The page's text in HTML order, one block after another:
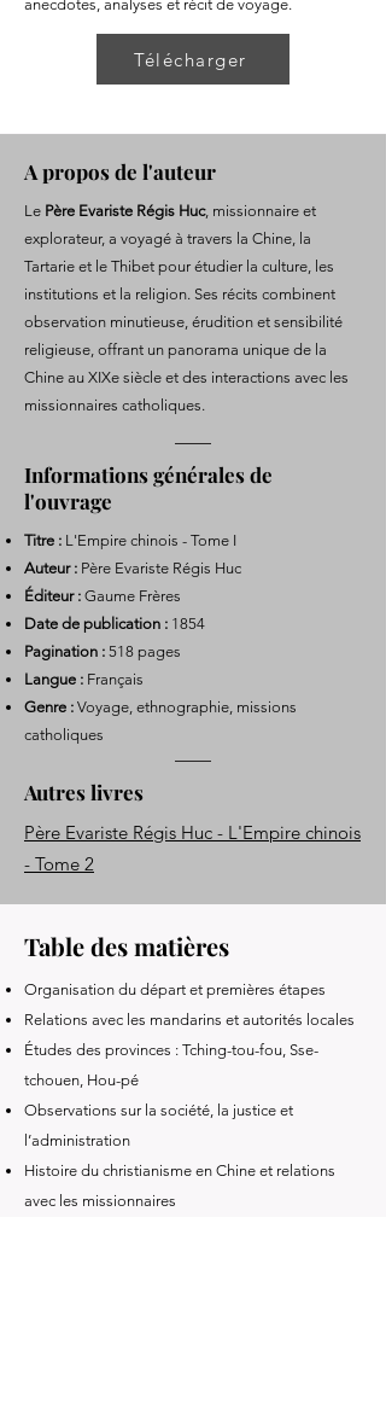
anecdotes, analyses et récit de voyage.
Télécharger
A propos de l'auteur
Le Père Evariste Régis Huc, missionnaire et
explorateur, a voyagé à travers la Chine, la
Tartarie et le Thibet pour étudier la culture, les
institutions et la religion. Ses récits combinent
observation minutieuse, érudition et sensibilité
religieuse, offrant un panorama unique de la
Chine au XIXe siècle et des interactions avec les
missionnaires catholiques.
Informations générales de
l'ouvrage
Titre : L'Empire chinois - Tome I
Auteur : Père Evariste Régis Huc
Éditeur : Gaume Frères
Date de publication : 1854
Pagination : 518 pages
Langue : Français
Genre : Voyage, ethnographie, missions
catholiques
Autres livres
Père Evariste Régis Huc - L'Empire chinois
- Tome 2
Table des matières
Organisation du départ et premières étapes
Relations avec les mandarins et autorités locales
Études des provinces : Tching-tou-fou, Sse-
tchouen, Hou-pé
Observations sur la société, la justice et
l’administration
Histoire du christianisme en Chine et relations
avec les missionnaires